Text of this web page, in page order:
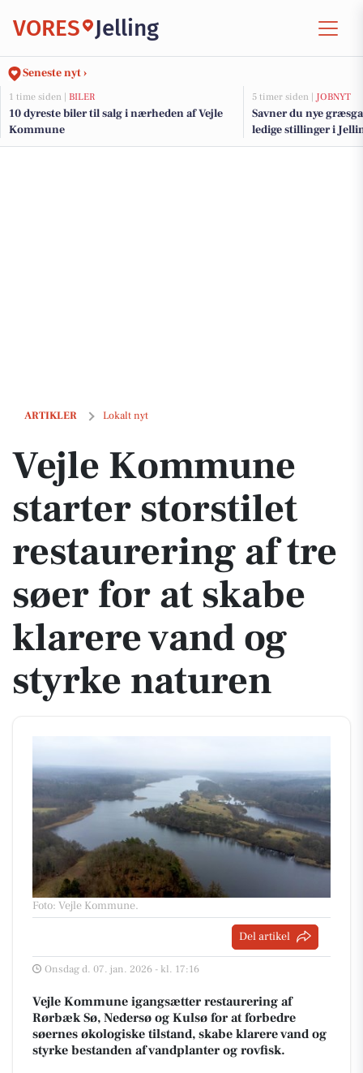
VORES Jelling
Seneste nyt ›
1 time siden | BILER
10 dyreste biler til salg i nærheden af Vejle
Kommune
5 timer siden | JOBNYT
Savner du nye
ledige stillinger i
ARTIKLER Lokalt nyt
Vejle Kommune starter storstilet restaurering af tre søer for at
Vejle Kommune
starter storstilet
restaurering af tre
søer for at skabe
klarere vand og
styrke naturen
Foto: Vejle Kommune.
Del artikel
Onsdag d. 07. jan. 2026 - kl. 17:16
Vejle Kommune igangsætter restaurering af
Rørbæk Sø, Nedersø og Kulsø for at forbedre
søernes økologiske tilstand, skabe klarere vand og
styrke bestanden af vandplanter og rovfisk.